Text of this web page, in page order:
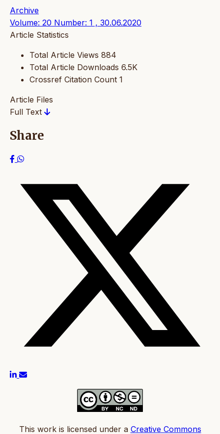
Archive
Volume: 20 Number: 1 , 30.06.2020
Article Statistics
Total Article Views 884
Total Article Downloads 6.5K
Crossref Citation Count 1
Article Files
Full Text
Share
This work is licensed under a Creative Commons